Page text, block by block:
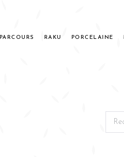
PARCOURS RAKU PORCELAINE